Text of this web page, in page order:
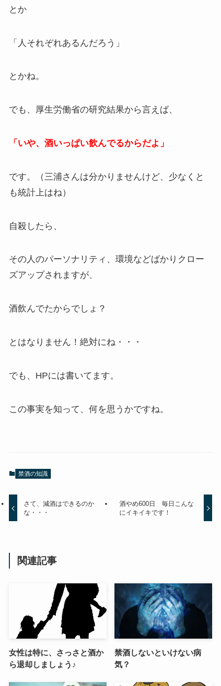
とか
「人それぞれあるんだろう」
とかね。
でも、厚生労働省の研究結果から言えば、
「いや、酒いっぱい飲んでるからだよ」
です。（三浦さんは分かりませんけど、少なくと
も統計上はね）
自殺したら、
その人のパーソナリティ、環境などばかりクロー
ズアップされますが、
酒飲んでたからでしょ？
とはなりません！絶対にね・・・
でも、HPには書いてます。
この事実を知って、何を思うかですね。
禁酒の知識
さて、減酒はできるのか
な・・・
酒やめ600日 毎日こんな
にイキイキです！
関連記事
女性は特に、さっさと酒か
ら退却しましょう♪
禁酒しないといけない病
気？